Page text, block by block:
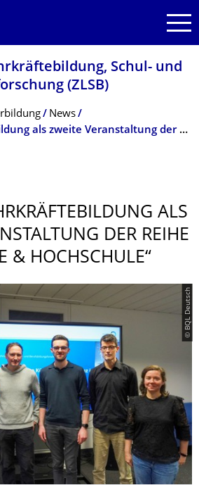
Schul- und
(ZLSB)
News
KI in der Lehrkräftebildung als zweite Veranstaltung der Reihe „KI in Schule & Hochschule“
ALS
DER REIHE
& HOCHSCHULE“
© BQL Deutsch